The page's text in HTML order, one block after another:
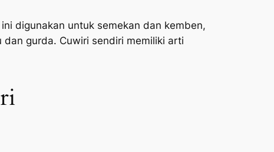
digunakan untuk semekan dan kemben,
gurda. Cuwiri sendiri memiliki arti